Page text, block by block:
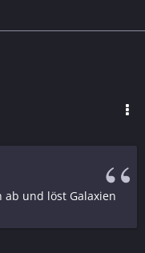
und löst Galaxien